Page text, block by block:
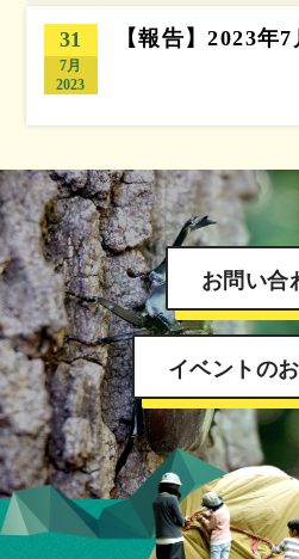
31
7月
2023
【報告】2023年
お問い合
イベントの